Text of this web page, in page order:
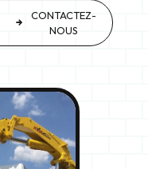
CONTACTEZ-
NOUS